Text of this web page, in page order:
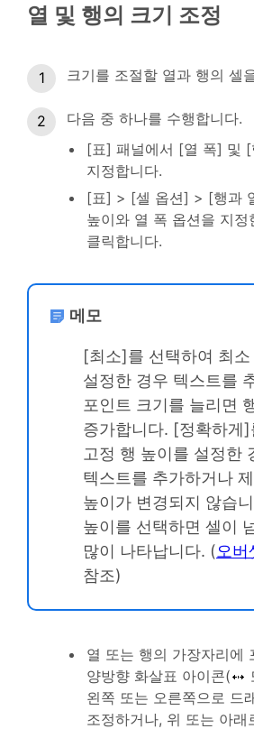
열 및 행의 크기 조정
크기를 조절할 열과 행의 셀
다음 중 하나를 수행합니다.
[표] 패널에서 [열 폭] 및
지정합니다.
[표] > [셀 옵션] > [행과
높이와 열 폭 옵션을 지
클릭합니다.
메모
[최소]를 선택하여 최소
설정한 경우 텍스트를
포인트 크기를 늘리면
증가합니다. [정확하게]
고정 행 높이를 설정한
텍스트를 추가하거나
높이가 변경되지 않습
높이를 선택하면 셀이
많이 나타납니다. (오버
참조)
열 또는 행의 가장자리에
양방향 화살표 아이콘(
왼쪽 또는 오른쪽으로 드
조정하거나, 위 또는 아래